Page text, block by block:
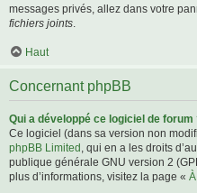
messages privés, allez dans votre
fichiers joints.
Haut
Concernant phpBB
Qui a développé ce logiciel de forum
Ce logiciel (dans sa version non
phpBB Limited , qui en a les droits
publique générale GNU version 2
plus d’informations, visitez la page «